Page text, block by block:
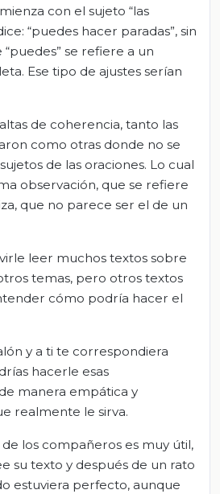
con el sujeto “las
“puedes hacer paradas”, sin
se refiere a un
Ese tipo de ajustes serían
de coherencia, tanto las
como otras donde no se
de las oraciones. Lo cual
observación, que se refiere
que no parece ser el de un
leer muchos textos sobre
temas, pero otros textos
cómo podría hacer el
y a ti te correspondiera
hacerle esas
manera empática y
realmente le sirva.
de los compañeros es muy útil,
su texto y después de un rato
estuviera perfecto, aunque